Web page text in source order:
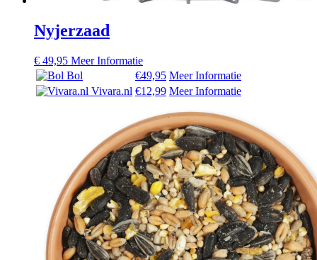
Nyjerzaad
€ 49,95 Meer Informatie
Bol
€49,95 Meer Informatie
Vivara.nl €12,99 Meer Informatie